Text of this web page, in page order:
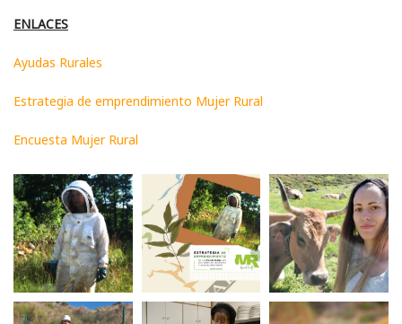
ENLACES
Ayudas Rurales
Estrategia de emprendimiento Mujer Rural
Encuesta Mujer Rural